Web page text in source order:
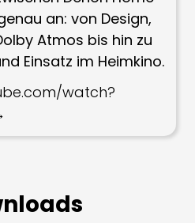
an: von Design,
Atmos bis hin zu
Einsatz im Heimkino.
watch?